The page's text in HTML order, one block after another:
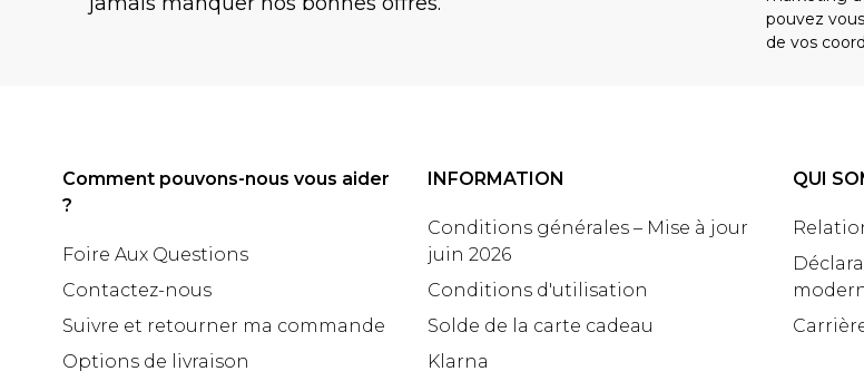
pouvez
de vos
Comment pouvons-nous vous aider
?
Foire Aux Questions
Contactez-nous
Suivre et retourner ma commande
Options de livraison
INFORMATION
Conditions générales – Mise à jour
juin 2026
Conditions d'utilisation
Solde de la carte cadeau
Klarna
QUI